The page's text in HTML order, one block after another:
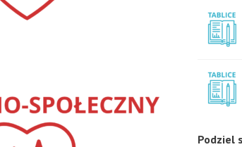
Podziel